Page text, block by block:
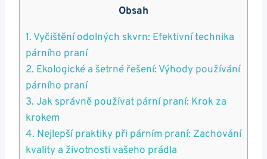
Obsah
1. Vyčištění odolných skvrn: Efektivní ⁢technika
párního praní
2. Ekologické a šetrné⁤ řešení:⁤ Výhody​ používání
párního praní
3. Jak ‍správně ‍používat pární praní:‍ Krok za
krokem
4. Nejlepší praktiky při​ párním praní: Zachování
kvality a životnosti vašeho prádla